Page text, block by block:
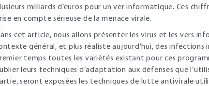
milliards d’euros pour un ver informatique. Ces
en compte sérieuse de la menace virale.
cet article, nous allons présenter les virus et les vers
général, et plus réaliste aujourd’hui, des infections
temps toutes les variétés existant pour ces
leurs techniques d’adaptation aux défenses que
seront exposées les techniques de lutte antivirale